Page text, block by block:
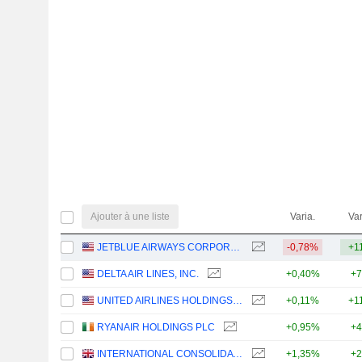
Ajouter à une liste Varia.
JETBLUE AIRWAYS CORPORATION -0,78%
DELTA AIR LINES, INC. +0,40%
UNITED AIRLINES HOLDINGS, INC. +0,11%
RYANAIR HOLDINGS PLC +0,95%
INTERNATIONAL CONSOLIDATED AIRLINES GROUP, S.A. +1,35%